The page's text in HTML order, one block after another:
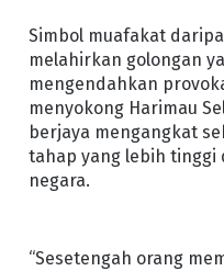
Simbol muafakat
melahirkan golongan
mengendahkan
menyokong Harimau
berjaya mengangkat
tahap yang lebih tinggi
negara.
“Sesetengah orang